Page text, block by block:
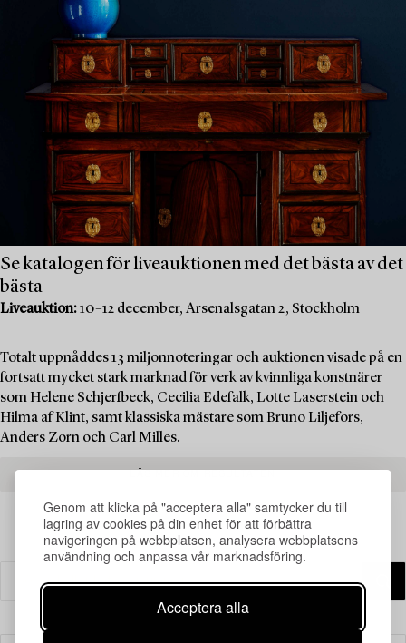
Genom att klicka på "acceptera alla" samtycker du till
lagring av cookies på din enhet för att förbättra
navigeringen på webbplatsen, analysera webbplatsens
användning och anpassa vår marknadsföring.
Acceptera alla
Se katalogen för liveauktionen med det bästa av det
bästa
Liveauktion:10–12 december, Arsenalsgatan 2, Stockholm
Totalt uppnåddes 13 miljonnoteringar och auktionen visade på en
fortsatt mycket stark marknad för verk av kvinnliga konstnärer
som Helene Schjerfbeck, Cecilia Edefalk, Lotte Laserstein och
Hilma af Klint, samt klassiska mästare som Bruno Liljefors,
Anders Zorn och Carl Milles.